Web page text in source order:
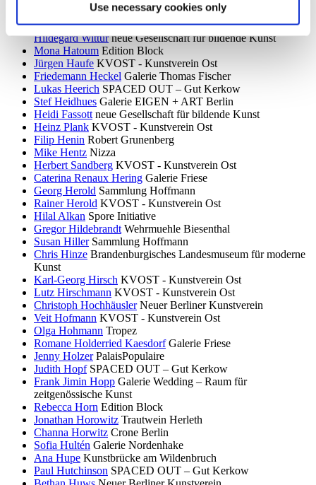
Use necessary cookies only
KVOST - Kunstverein Ost
Harald Krainer, Lutz Marx, Herbert Meyer, Veronika Patzuda,
Hildegard Wittur neue Gesellschaft für bildende Kunst
Mona Hatoum Edition Block
Jürgen Haufe KVOST - Kunstverein Ost
Friedemann Heckel Galerie Thomas Fischer
Lukas Heerich SPACED OUT – Gut Kerkow
Stef Heidhues Galerie EIGEN + ART Berlin
Heidi Fassott neue Gesellschaft für bildende Kunst
Heinz Plank KVOST - Kunstverein Ost
Filip Henin Robert Grunenberg
Mike Hentz Nizza
Herbert Sandberg KVOST - Kunstverein Ost
Caterina Renaux Hering Galerie Friese
Georg Herold Sammlung Hoffmann
Rainer Herold KVOST - Kunstverein Ost
Hilal Alkan Spore Initiative
Gregor Hildebrandt Wehrmuehle Biesenthal
Susan Hiller Sammlung Hoffmann
Chris Hinze Brandenburgisches Landesmuseum für moderne
Kunst
Karl-Georg Hirsch KVOST - Kunstverein Ost
Lutz Hirschmann KVOST - Kunstverein Ost
Christoph Hochhäusler Neuer Berliner Kunstverein
Veit Hofmann KVOST - Kunstverein Ost
Olga Hohmann Tropez
Romane Holderried Kaesdorf Galerie Friese
Jenny Holzer PalaisPopulaire
Judith Hopf SPACED OUT – Gut Kerkow
Frank Jimin Hopp Galerie Wedding – Raum für
zeitgenössische Kunst
Rebecca Horn Edition Block
Jonathan Horowitz Trautwein Herleth
Channa Horwitz Crone Berlin
Sofia Hultén Galerie Nordenhake
Ana Hupe Kunstbrücke am Wildenbruch
Paul Hutchinson SPACED OUT – Gut Kerkow